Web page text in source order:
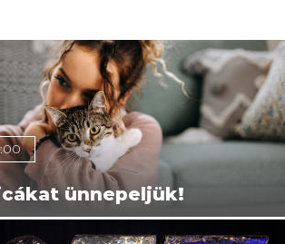
ünnepeljük!